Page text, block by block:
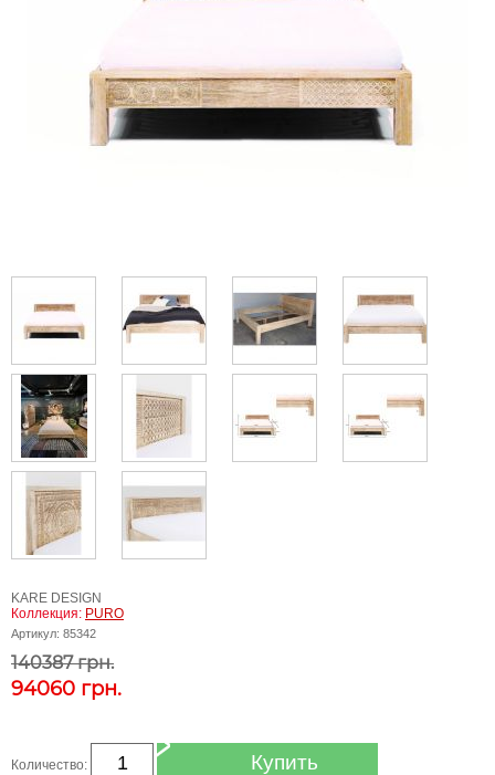
KARE DESIGN
Коллекция: PURO
Артикул: 85342
140387 грн.
94060 грн.
Количество: Купить